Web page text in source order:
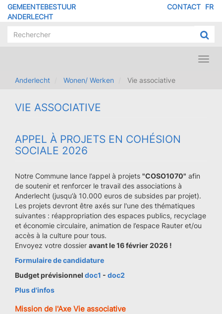
Overslaan
GEMEENTEBESTUUR
ANDERLECHT
FR
CONTACT
Anderlecht
Wonen/ Werken Vie associative
VIE ASSOCIATIVE
APPEL À PROJETS EN COHÉSION
SOCIALE 2026
Notre Commune lance l’appel à projets "COSO1070" afin
de soutenir et renforcer le travail des associations à
Anderlecht (jusqu’à 10.000 euros de subsides par projet).
Les projets devront être axés sur l'une des thématiques
suivantes : réappropriation des espaces publics, recyclage
et économie circulaire, animation de l’espace Rauter et/ou
accès à la culture pour tous.
Envoyez votre dossier avant le 16 février 2026 !
Formulaire de candidature
Budget prévisionnel doc1 - doc2
Plus d'infos
Mission de l'Axe Vie associative